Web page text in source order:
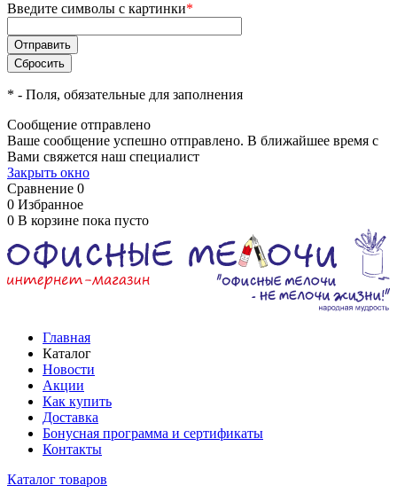
Введите символы с картинки*
* - Поля, обязательные для заполнения
Сообщение отправлено
Ваше сообщение успешно отправлено. В ближайшее время с
Вами свяжется наш специалист
Закрыть окно
Сравнение 0
0 Избранное
0 В корзине пока пусто
Главная
Каталог
Новости
Акции
Как купить
Доставка
Бонусная программа и сертификаты
Контакты
Каталог товаров